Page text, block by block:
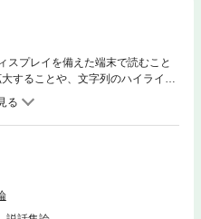
スプレイを備えた端末で読むこと
することや、文字列のハイライ
が使用できません。すくっても手
の問いかけ‐本書の議論は「コンタ
にあり、説話集周辺の諸文化表
、説話集テキストの表現位相を論